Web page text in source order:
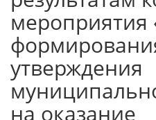
мероприятия
утверждения
на оказание